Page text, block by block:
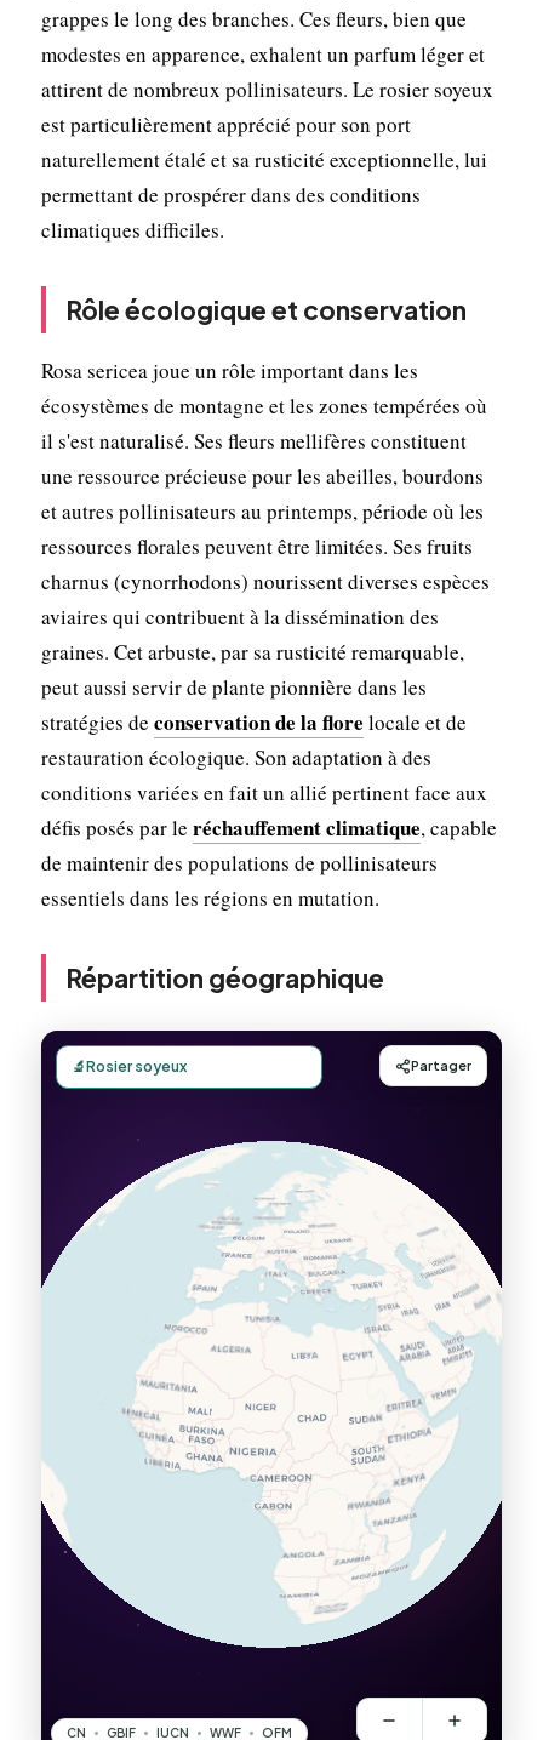
grappes le long des branches. Ces fleurs, bien que
modestes en apparence, exhalent un parfum léger et
attirent de nombreux pollinisateurs. Le rosier soyeux
est particulièrement apprécié pour son port
naturellement étalé et sa rusticité exceptionnelle, lui
permettant de prospérer dans des conditions
climatiques difficiles.
Rôle écologique et conservation
Rosa sericea joue un rôle important dans les
écosystèmes de montagne et les zones tempérées où
il s'est naturalisé. Ses fleurs mellifères constituent
une ressource précieuse pour les abeilles, bourdons
et autres pollinisateurs au printemps, période où les
ressources florales peuvent être limitées. Ses fruits
charnus (cynorrhodons) nourissent diverses espèces
aviaires qui contribuent à la dissémination des
graines. Cet arbuste, par sa rusticité remarquable,
peut aussi servir de plante pionnière dans les
stratégies de conservation de la flore locale et de
restauration écologique. Son adaptation à des
conditions variées en fait un allié pertinent face aux
défis posés par le réchauffement climatique, capable
de maintenir des populations de pollinisateurs
essentiels dans les régions en mutation.
Répartition géographique